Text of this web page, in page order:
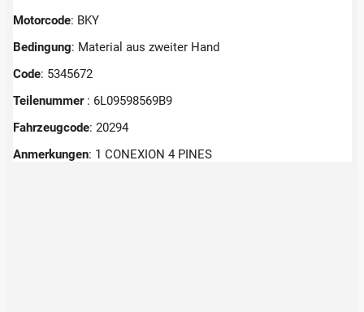
Motorcode: BKY
Bedingung: Material aus zweiter Hand
Code: 5345672
Teilenummer : 6L09598569B9
Fahrzeugcode: 20294
Anmerkungen: 1 CONEXION 4 PINES